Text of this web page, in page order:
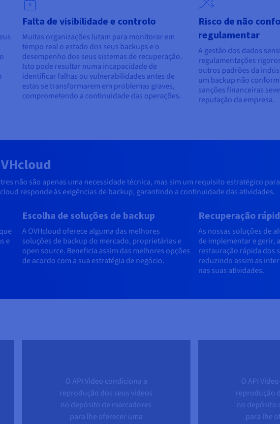
Falta de visibilidade e controlo
Muitas organizações lutam para monitorar em
tempo real o estado dos seus backups e o
desempenho dos seus sistemas de recuperação.
Isto pode resultar numa incapacidade de
identificar falhas ou vulnerabilidades antes de
estas se transformarem em problemas graves,
comprometendo a continuidade das operações.
Risco de não
regulamentar
A gestão dos dados
regulamentações
outros padrões da
um backup não
sanções financeiras
reputação da empresa.
não são apenas uma necessidade técnica, mas sim um requisito estratégico
responde às exigências de backup, garantindo a continuidade das atividades.
e
Escolha de soluções de backup
A OVHcloud oferece alguma das melhores
soluções de backup do mercado, proprietárias e
open source. Beneficia assim das melhores opções
de acordo com a sua estratégia de negócio.
Recuperação
As nossas soluções de
de implementar e gerir,
restauração rápida dos
reduzindo assim as
nas suas atividades.
O API Video condiciona a
reprodução dos seus vídeos
no depósito de marcadores
para lhe oferecer uma
O API
reprodução
no depósito
para lhe